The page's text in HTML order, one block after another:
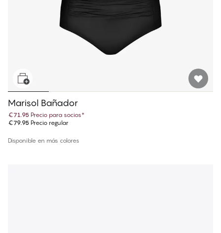
Marisol Bañador
€71.95 Precio para socios*
€79.95 Precio regular
Disponible en más colores